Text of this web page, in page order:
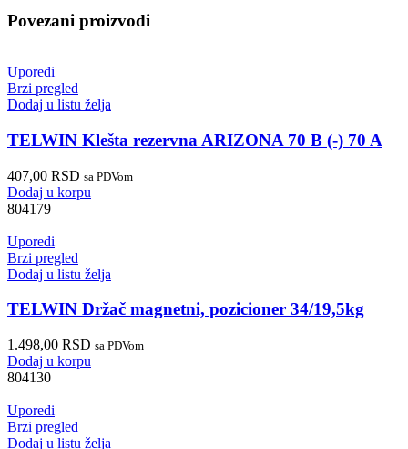
Povezani proizvodi
Uporedi
Brzi pregled
Dodaj u listu želja
TELWIN Klešta rezervna ARIZONA 70 B (-) 70 A
407,00 RSD sa PDVom
Dodaj u korpu
804179
Uporedi
Brzi pregled
Dodaj u listu želja
TELWIN Držač magnetni, pozicioner 34/19,5kg
1.498,00 RSD sa PDVom
Dodaj u korpu
804130
Uporedi
Brzi pregled
Dodaj u listu želja